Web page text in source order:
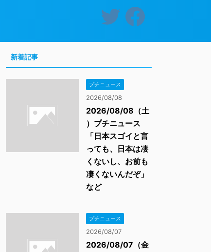
新着記事
プチニュース
2026/08/08
2026/08/08（土
）プチニュース
「日本スゴイと言
っても、日本は凄
くないし、お前も
凄くないんだぞ」
など
プチニュース
2026/08/07
2026/08/07（金